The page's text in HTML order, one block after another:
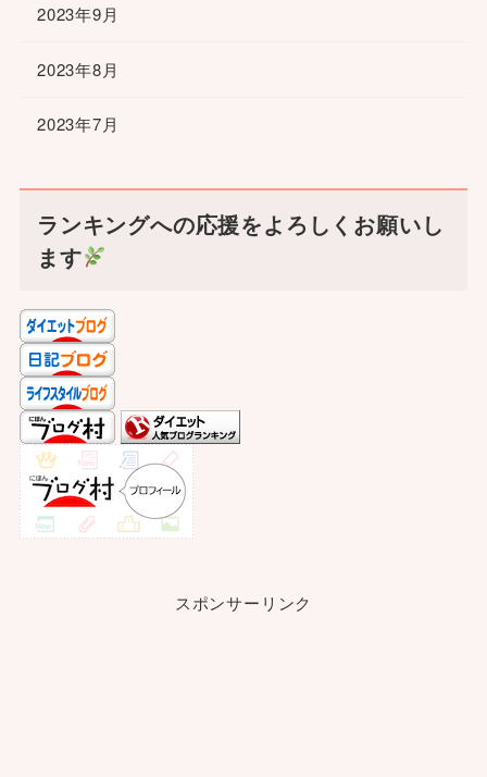
2023年9月
2023年8月
2023年7月
ランキングへの応援をよろしくお願いし
ます
スポンサーリンク